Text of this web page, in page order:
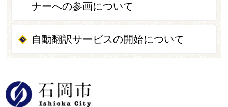
ナーへの参画について
自動翻訳サービスの開始について